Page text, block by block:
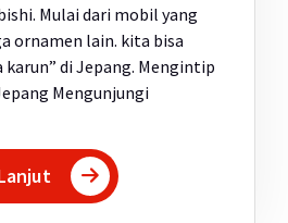
Mulai dari mobil yang
ornamen lain. kita bisa
di Jepang. Mengintip
Mengunjungi